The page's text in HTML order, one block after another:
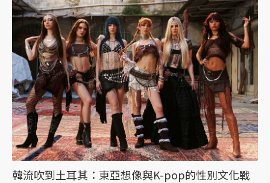
韓流吹到土耳其：東亞想像與K-pop的性別文化戰